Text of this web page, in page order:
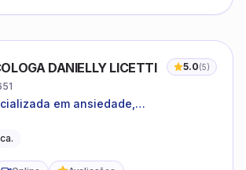
DANIELLY LICETTI 5.0(5)
em ansiedade,